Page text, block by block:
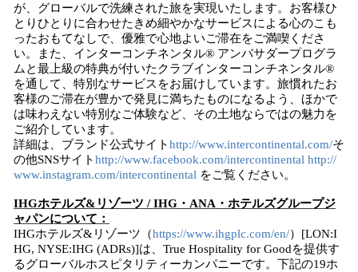
が、グローバルで洗練された旅を実現いたします。お客様ひ
とりひとりに合わせたきめ細やかなサービスによる心のこも
ったおもてなしで、優雅で心地よいご滞在をご満喫くださ
い。また、インターコンチネンタル® アンバサダープログラ
ムと最上級の特典が付いたクラブインターコンチネンタル®
を通して、特別なサービスをお届けしています。旅慣れたお
客様のご滞在が豊かで発見に満ちたものになるよう、ほかで
は味わえない特別なご体験など、その土地ならではの魅力を
ご紹介しています。
詳細は、ブランド公式サイトhttp://www.intercontinental.com/そ
の他SNSサイトhttp://www.facebook.com/intercontinental http://
www.instagram.com/intercontinental をご覧ください。
IHGホテルズ&リゾーツ / IHG・ANA・ホテルズグループジ
ャパンについて：
IHGホテルズ&リゾーツ（https://www.ihgplc.com/en/）[LON:I
HG, NYSE:IHG (ADRs)]は、True Hospitality for Goodを提供す
るグローバルホスピタリティーカンパニーです。下記の19ホ